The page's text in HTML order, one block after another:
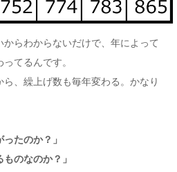
らわからないだけで、年によって
てるんです。
、繰上げ数も毎年変わる。かなり
たのか？」
のなのか？」